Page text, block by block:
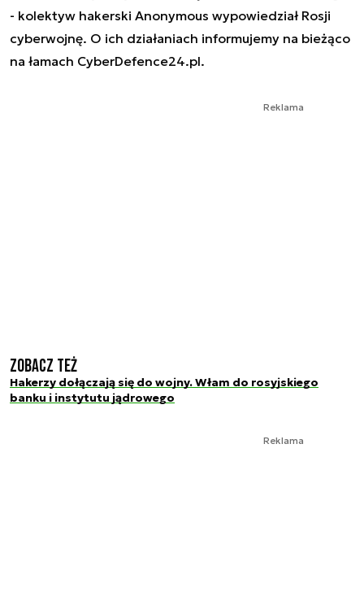
- kolektyw hakerski Anonymous wypowiedział Rosji
cyberwojnę. O ich działaniach informujemy na bieżąco
na łamach CyberDefence24.pl.
Reklama
Zobacz też
Hakerzy dołączają się do wojny. Włam do rosyjskiego
banku i instytutu jądrowego
Reklama